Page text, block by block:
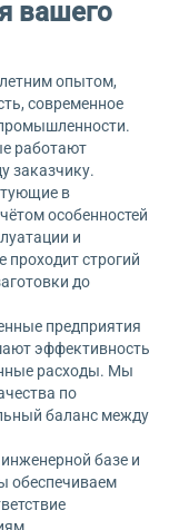
вашего
опытом,
современное
работают
заказчику.
в
особенностей
и
проходит строгий
до
предприятия
эффективность
расходы. Мы
по
баланс между
базе и
обеспечиваем